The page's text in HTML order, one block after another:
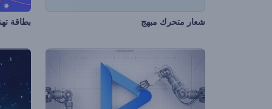
شعار متحرك مبهج بطاقة